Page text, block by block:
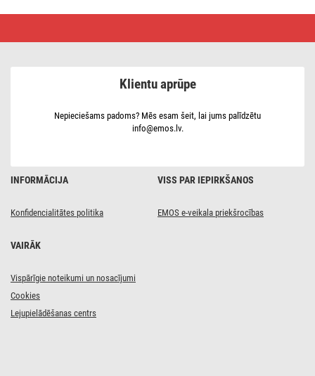
Vintage
SiltiINFORMĀCIJA
Konfidencialitātes politika
VISS PAR IEPIRKŠANOS
EMOS e-veikala priekšrocības
VAIRĀK
Vispārīgie noteikumi un nosacījumi
Cookies
Lejupielādēšanas centrs
Klientu aprūpe
Nepieciešams padoms? Mēs esam šeit, lai jums palīdzētu
info@emos.lv.